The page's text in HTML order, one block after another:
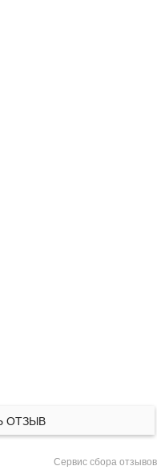
ОТЗЫВ
Сервис сбора отзывов